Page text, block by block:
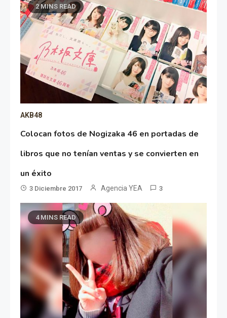
2 MINS READ
AKB48
Colocan fotos de Nogizaka 46 en portadas de
libros que no tenían ventas y se convierten en
un éxito
3 Diciembre 2017 Agencia YEA 3
4 MINS READ